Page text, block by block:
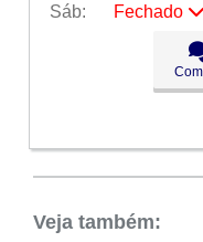
Sáb:
Fechado
09:00 -
09:00 -
09:00 -
Veja também: